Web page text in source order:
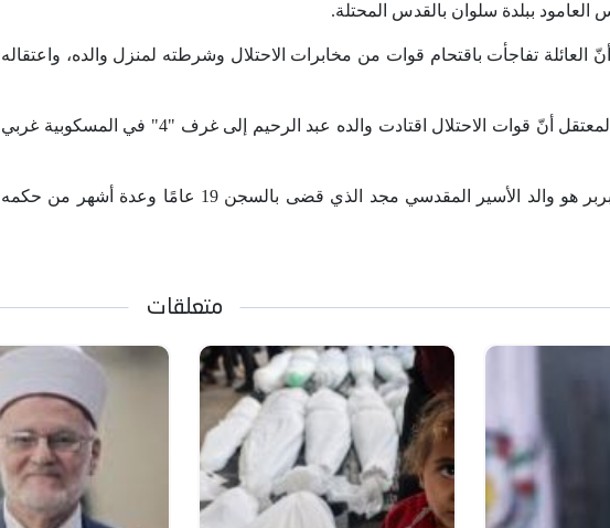
ببلدة سلوان بالقدس المحتلة.
العائلة تفاجأت باقتحام قوات من مخابرات الاحتلال وشرطته لمنزل والده، واعتقاله
وأضاف نجل السمن المعتقل أنّ قوات الاحتلال اقتادت والده عبد الرحيم إلى غرف "4" في المسكوبية غربي
يذكر أنّ عبد الرحيم بربر هو والد الأسير المقدسي مجد الذي قضى بالسجن 19 عامًا وعدة أشهر من حكمه
متعلقات